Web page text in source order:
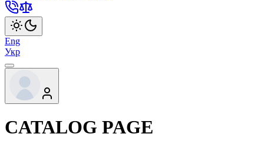
Eng
Укр
CATALOG PAGE